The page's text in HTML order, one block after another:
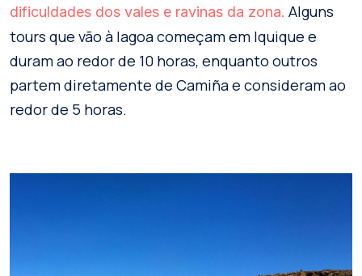
dificuldades dos vales e ravinas da zona. Alguns
tours que vão à lagoa começam em Iquique e
duram ao redor de 10 horas, enquanto outros
partem diretamente de Camiña e consideram ao
redor de 5 horas.